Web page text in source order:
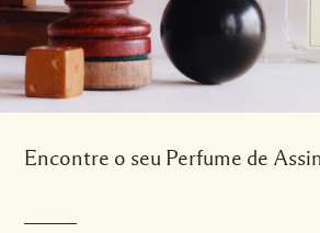
Encontre o seu Perfume de